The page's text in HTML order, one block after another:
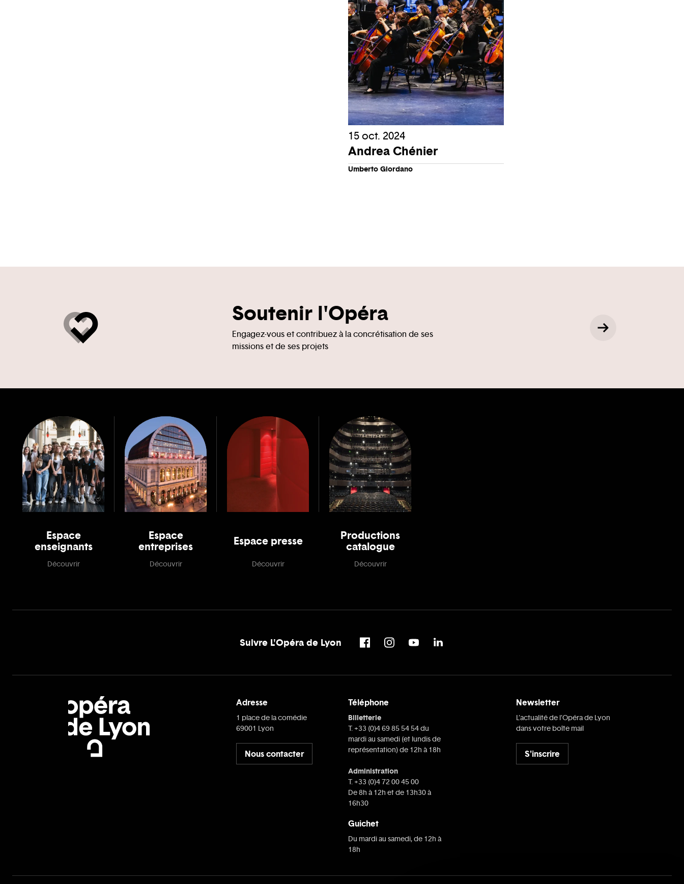
15 oct. 2024
Andrea Chénier
Umberto Giordano
Soutenir l'Opéra
Engagez-vous et contribuez à la concrétisation de ses
missions et de ses projets
Espace
enseignants
Découvrir
Espace
entreprises
Découvrir
Espace presse
Découvrir
Productions
catalogue
Découvrir
Suivre L'Opéra de Lyon
Adresse
1 place de la comédie
69001 Lyon
Nous contacter
Téléphone
Billetterie
T. +33 (0)4 69 85 54 54 du
mardi au samedi (et lundis de
représentation) de 12h à 18h
Administration
T. +33 (0)4 72 00 45 00
De 8h à 12h et de 13h30 à
16h30
Guichet
Du mardi au samedi, de 12h à
18h
Newsletter
L’actualité de l’Opéra de Lyon
dans votre boîte mail
S'inscrire